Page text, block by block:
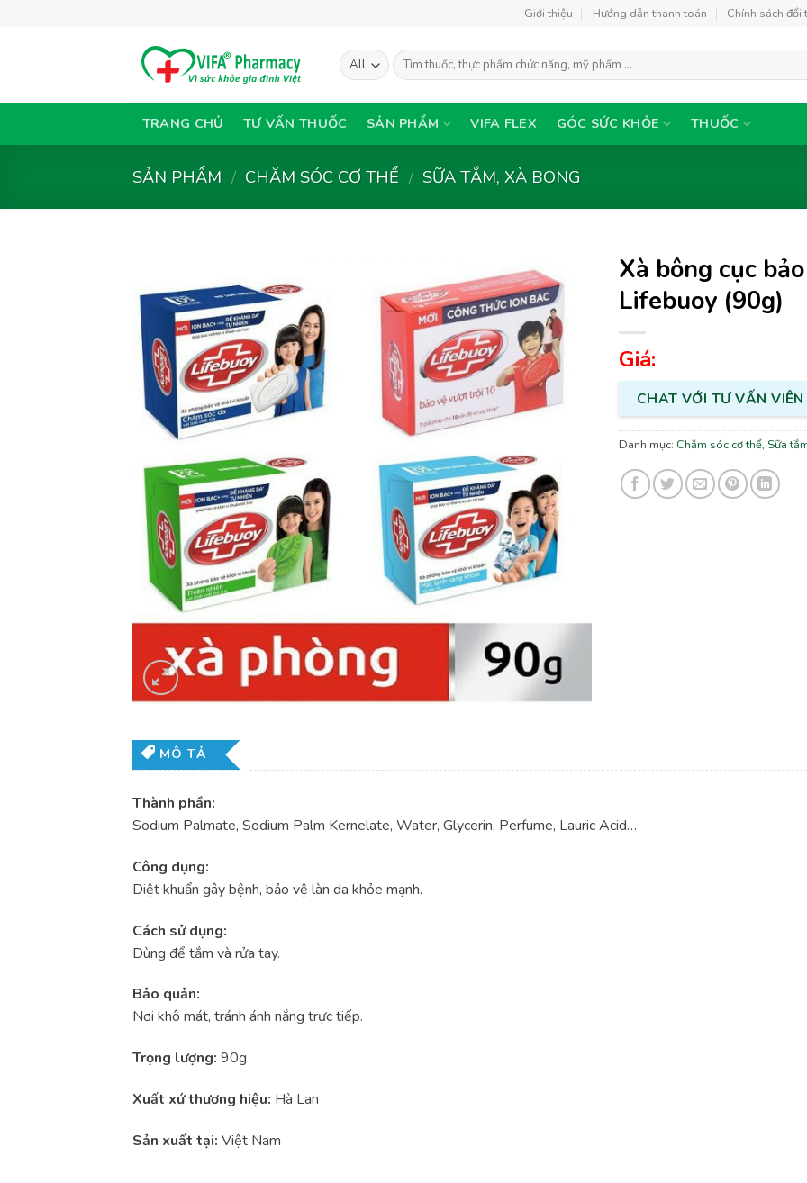
Giới thiệu Hướng dẫn thanh toán Chính sách đổi
Tìm
kiếm:
TRANG CHỦ TƯ VẤN THUỐC SẢN PHẨM VIFA FLEX GÓC SỨC KHỎE THUỐC
SẢN PHẨM / CHĂM SÓC CƠ THỂ / SỮA TẮM, XÀ BONG
Thêm
vào
yêu
Xà bông cục
Lifebuoy (90g)
Giá:
CHAT VỚI TƯ VẤN VIÊN
Danh mục: Chăm sóc cơ thể, Sữa
MÔ TẢ
Thành phần:
Sodium Palmate, Sodium Palm Kernelate, Water, Glycerin, Perfume, Lauric Acid…
Công dụng:
Diệt khuẩn gây bệnh, bảo vệ làn da khỏe mạnh.
Cách sử dụng:
Dùng để tắm và rửa tay.
Bảo quản:
Nơi khô mát, tránh ánh nắng trực tiếp.
Trọng lượng: 90g
Xuất xứ thương hiệu: Hà Lan
Sản xuất tại: Việt Nam